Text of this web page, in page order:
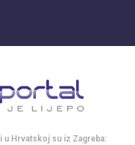
u Hrvatskoj su iz Zagreba: